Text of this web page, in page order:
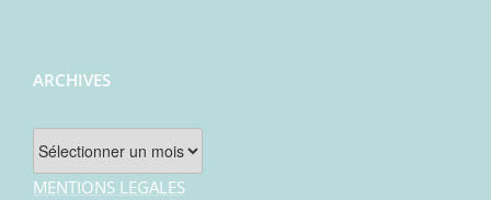
ARCHIVES
Archives
MENTIONS LEGALES